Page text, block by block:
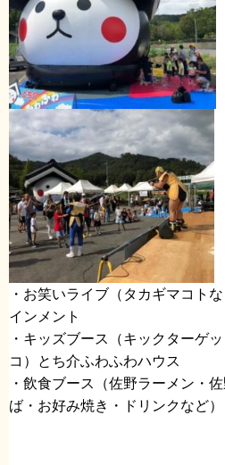
・お笑いライブ（タカギマコト
インメント
・キッズブース（キックターゲ
コ）とち介ふわふわハウス
・飲食ブース（佐野ラーメン・
ば・お好み焼き・ドリンクなど）